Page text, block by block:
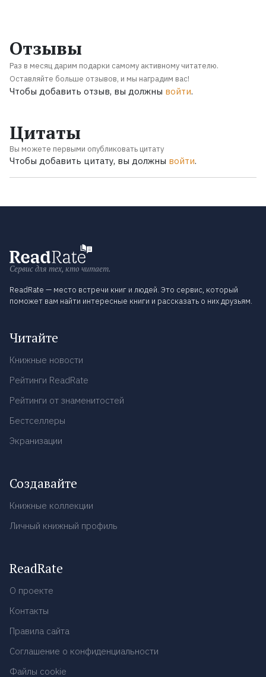
Отзывы
Раз в месяц дарим подарки самому активному читателю.
Оставляйте больше отзывов, и мы наградим вас!
Чтобы добавить отзыв, вы должны войти.
Цитаты
Вы можете первыми опубликовать цитату
Чтобы добавить цитату, вы должны войти.
Сервис для тех, кто читает.
ReadRate — место встречи книг и людей. Это сервис, который
поможет вам найти интересные книги и рассказать о них друзьям.
Читайте
Книжные новости
Рейтинги ReadRate
Рейтинги от знаменитостей
Бестселлеры
Экранизации
Создавайте
Книжные коллекции
Личный книжный профиль
ReadRate
О проекте
Контакты
Правила сайта
Соглашение о конфиденциальности
Файлы cookie